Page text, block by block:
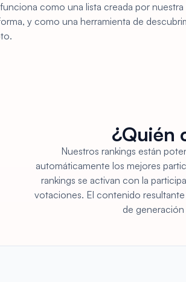
como una lista creada por nuestra
y como una herramienta de
¿Quién
Nuestros rankings están
automáticamente los mejores
rankings se activan con la
votaciones. El contenido
de